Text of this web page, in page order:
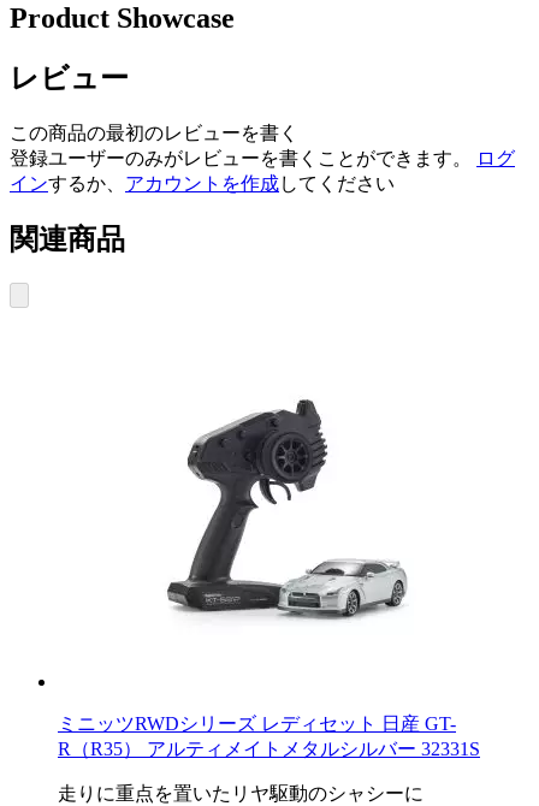
Product Showcase
レビュー
この商品の最初のレビューを書く
登録ユーザーのみがレビューを書くことができます。
ログ
インするか、 アカウントを作成してください
関連商品
ミニッツRWDシリーズ レディセット 日産 GT-
R（R35） アルティメイトメタルシルバー 32331S
走りに重点を置いたリヤ駆動のシャシーに